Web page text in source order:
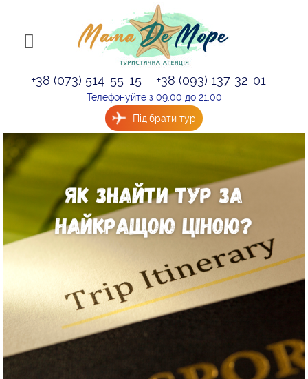
+38 (073) 514-55-15 +38 (093) 137-32-01
Телефонуйте з 09.00 до 21.00
Підібрати тур